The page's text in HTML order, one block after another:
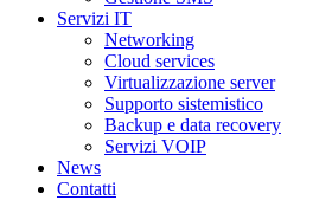
Servizi IT
Networking
Cloud services
Virtualizzazione server
Supporto sistemistico
Backup e data recovery
Servizi VOIP
News
Contatti